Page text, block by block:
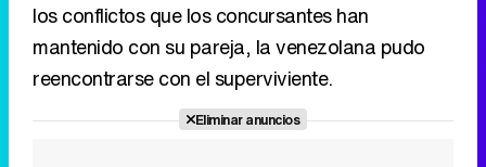
los conflictos que los concursantes han
mantenido con su pareja, la venezolana pudo
reencontrarse con el superviviente.
Eliminar anuncios